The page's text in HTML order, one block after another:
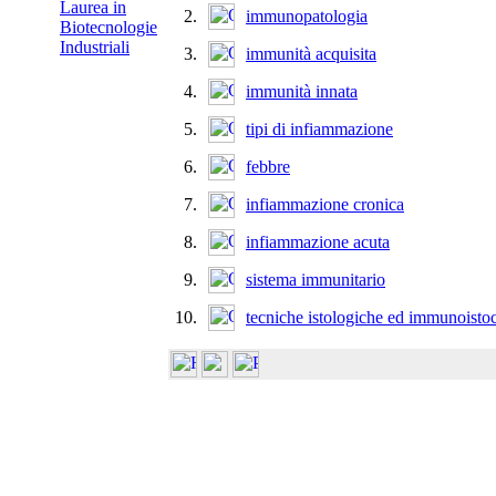
Laurea in
Biotecnologie
Industriali
2.
immunopatologia
3.
immunità acquisita
4.
immunità innata
5.
tipi di infiammazione
6.
febbre
7.
infiammazione cronica
8.
infiammazione acuta
9.
sistema immunitario
10.
tecniche istologiche ed